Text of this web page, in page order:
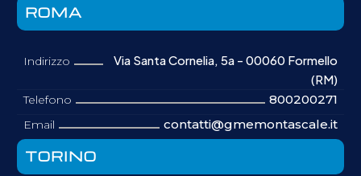
ROMA
Indirizzo
Via Santa Cornelia, 5a - 00060 Formello
(RM)
Telefono 800200271
Email contatti@gmemontascale.it
TORINO